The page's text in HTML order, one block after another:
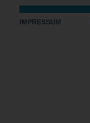
IMPRESSUM